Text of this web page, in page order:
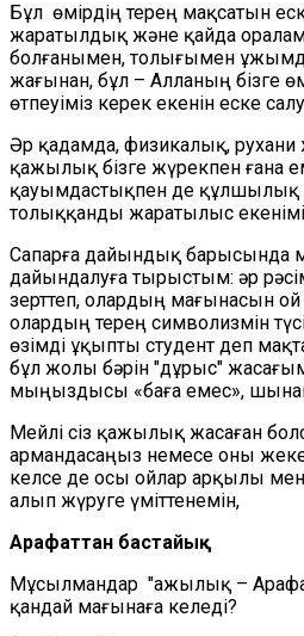
Бұл өмірдің терең мақсатын
жаратылдық және қайда
болғанымен, толығымен
жағынан, бұл – Алланың бізге
өтпеуіміз керек екенін еске
Әр қадамда, физикалық,
қажылық бізге жүрекпен ғана
қауымдастықпен де құлшылық
толыққанды жаратылыс
Сапарға дайындық барысында
дайындалуға тырыстым: әр
зерттеп, олардың мағынасын ой
олардың терең символизмін
өзімді ұқыпты студент деп
бұл жолы бәрін "дұрыс"
мыңыздысы «баға емес»,
Мейлі сіз қажылық жасаған
армандасаңыз немесе оны жеке
келсе де осы ойлар арқылы мен
алып жүруге үміттенемін,
Арафаттан бастайық
Мұсылмандар "Қажылық –
қандай мағынаға келеді?